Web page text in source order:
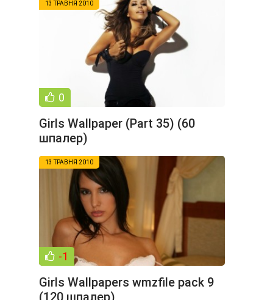
13 ТРАВНЯ 2010
0
Girls Wallpaper (Part 35) (60
шпалер)
13 ТРАВНЯ 2010
-1
Girls Wallpapers wmzfile pack 9
(120 шпалер)